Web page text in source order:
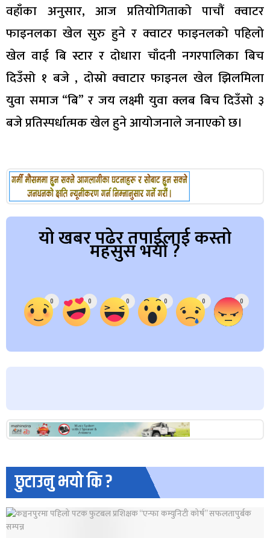
वहाँका अनुसार, आज प्रतियोगिताको पाचौं क्वाटर
फाइनलका खेल सुरु हुने र क्वाटर फाइनलको पहिलो
खेल वाई बि स्टार र दोधारा चाँदनी नगरपालिका बिच
दिउँसो १ बजे , दोस्रो क्वाटार फाइनल खेल झिलमिला
युवा समाज “बि” र जय लक्ष्मी युवा क्लब बिच दिउँसो ३
बजे प्रतिस्पर्धात्मक खेल हुने आयोजनाले जनाएको छ।
यो खबर पढेर तपाईलाई कस्तो
महसुस भयो ?
0 0 0 0 0 0
छुटाउनु भयो कि ?